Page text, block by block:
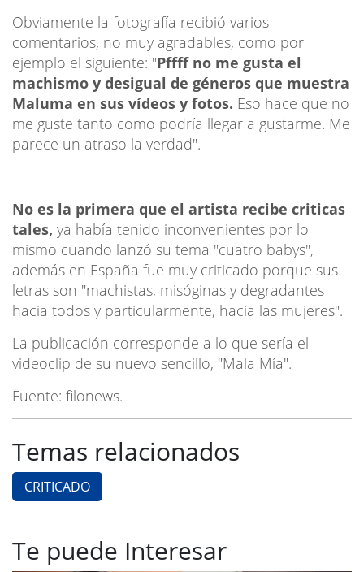
Obviamente la fotografía recibió varios
comentarios, no muy agradables, como por
ejemplo el siguiente: "Pffff no me gusta el
machismo y desigual de géneros que muestra
Maluma en sus vídeos y fotos. Eso hace que no
me guste tanto como podría llegar a gustarme. Me
parece un atraso la verdad".
No es la primera que el artista recibe criticas
tales, ya había tenido inconvenientes por lo
mismo cuando lanzó su tema "cuatro babys",
además en España fue muy criticado porque sus
letras son "machistas, misóginas y degradantes
hacia todos y particularmente, hacia las mujeres".
La publicación corresponde a lo que sería el
videoclip de su nuevo sencillo, "Mala Mía".
Fuente: filonews.
Temas relacionados
CRITICADO
Te puede Interesar